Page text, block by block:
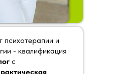
психотерапии и
- квалификация
с